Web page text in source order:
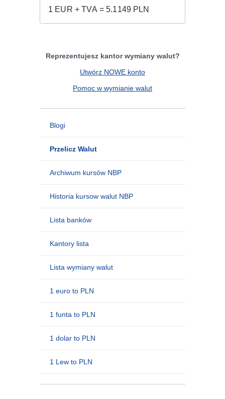
Reprezentujesz kantor wymiany walut?
Utwórz NOWE konto
Pomoc w wymianie walut
Blogi
Przelicz Walut
Archiwum kursów NBP
Historia kursow walut NBP
Lista banków
Kantory lista
Lista wymiany walut
1 euro to PLN
1 funta to PLN
1 dolar to PLN
1 Lew to PLN